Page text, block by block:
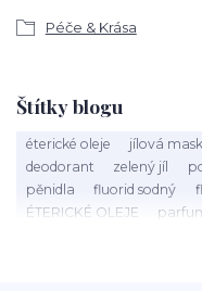
Péče & Krása
Štítky blogu
éterické oleje jílová
deodorant
zelený jíl
pěnidla
fluorid sodný
ÉTERICKÉ OLEJE